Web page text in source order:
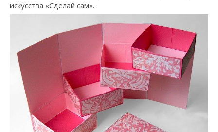
искусства «Сделай сам».